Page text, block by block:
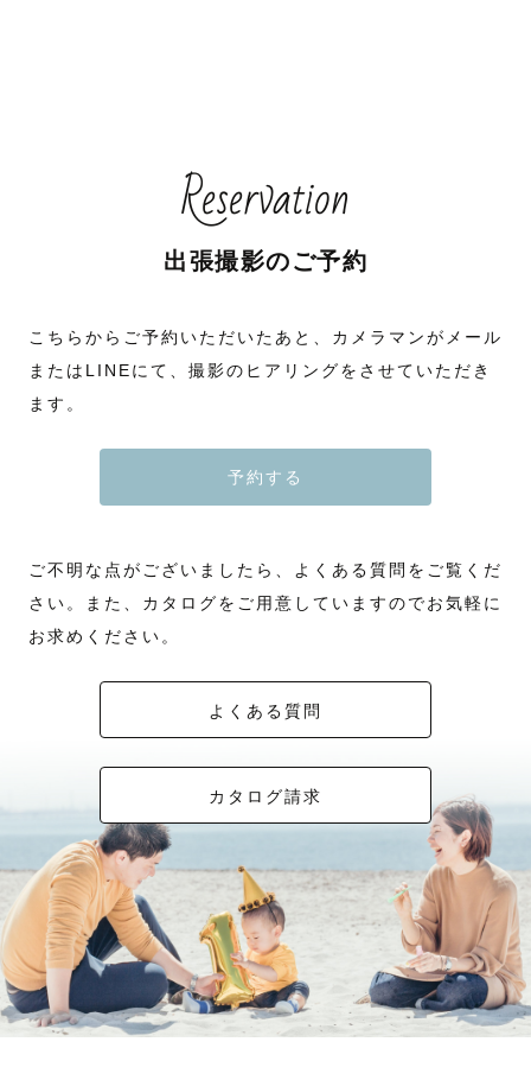
Reservation
出張撮影のご予約
こちらからご予約いただいたあと、カメラマンがメール
またはLINEにて、撮影のヒアリングをさせていただき
ます。
予約する
ご不明な点がございましたら、よくある質問をご覧くだ
さい。また、カタログをご用意していますのでお気軽に
お求めください。
よくある質問
カタログ請求